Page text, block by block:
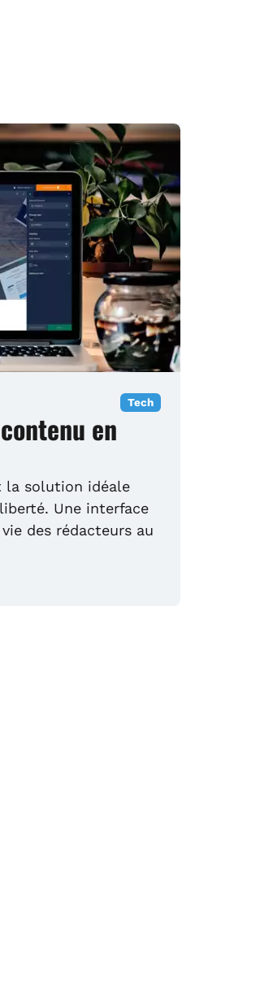
Tech
en
la solution idéale
Une interface
des rédacteurs au